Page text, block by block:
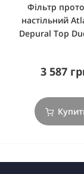
Фільтр
настільний
Depural Top
3 587